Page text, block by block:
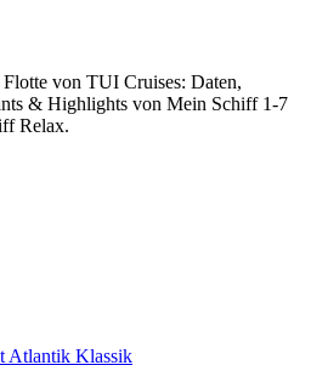
von TUI Cruises: Daten,
& Highlights von Mein Schiff 1-7
Relax.